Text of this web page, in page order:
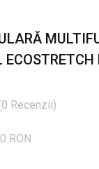
0 Recenzii)
RON